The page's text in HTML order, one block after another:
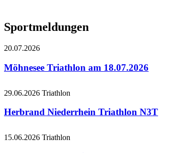
Sportmeldungen
20.07.2026
Möhnesee Triathlon am 18.07.2026
29.06.2026 Triathlon
Herbrand Niederrhein Triathlon N3T
15.06.2026 Triathlon